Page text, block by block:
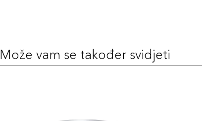
Može vam se također svidjeti